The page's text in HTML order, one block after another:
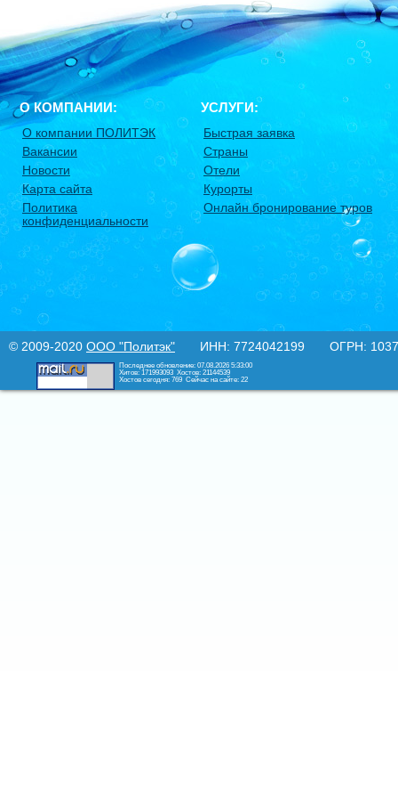
О КОМПАНИИ:
О компании ПОЛИТЭК
Вакансии
Новости
Карта сайта
Политика
конфиденциальности
УСЛУГИ:
Быстрая заявка
Страны
Отели
Курорты
Онлайн бронирование туров
© 2009-2020 ООО "Политэк" ИНН: 7724042199 ОГРН:
Последнее обновление: 07.08.2026 5:33:00
Хитов: 171993093 Хостов: 21144539
Хостов сегодня: 769 Сейчас на сайте: 22